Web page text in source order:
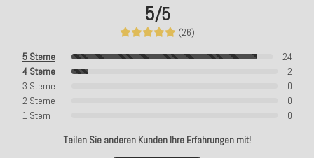
5/5
(26)
5 Sterne
24
4 Sterne
2
3 Sterne
0
2 Sterne
0
1 Stern
0
Teilen Sie anderen Kunden Ihre Erfahrungen mit!